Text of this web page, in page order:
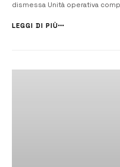
dismessa Unità operativa
un’interrogazione
LEGGI DI PIÙ